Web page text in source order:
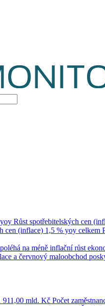
Růst spotřebitelských cen
cen (inflace) 1,5 % yoy celkem
na méně inflační růst
a červnový maloobchod
911,00 mld. Kč Počet